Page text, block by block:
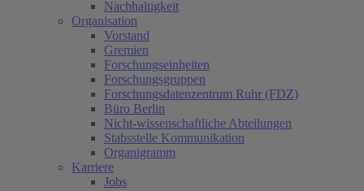
Nachhaltigkeit
Organisation
Vorstand
Gremien
Forschungseinheiten
Forschungsgruppen
Forschungsdatenzentrum Ruhr (FDZ)
Büro Berlin
Nicht-wissenschaftliche Abteilungen
Stabsstelle Kommunikation
Organigramm
Karriere
Jobs